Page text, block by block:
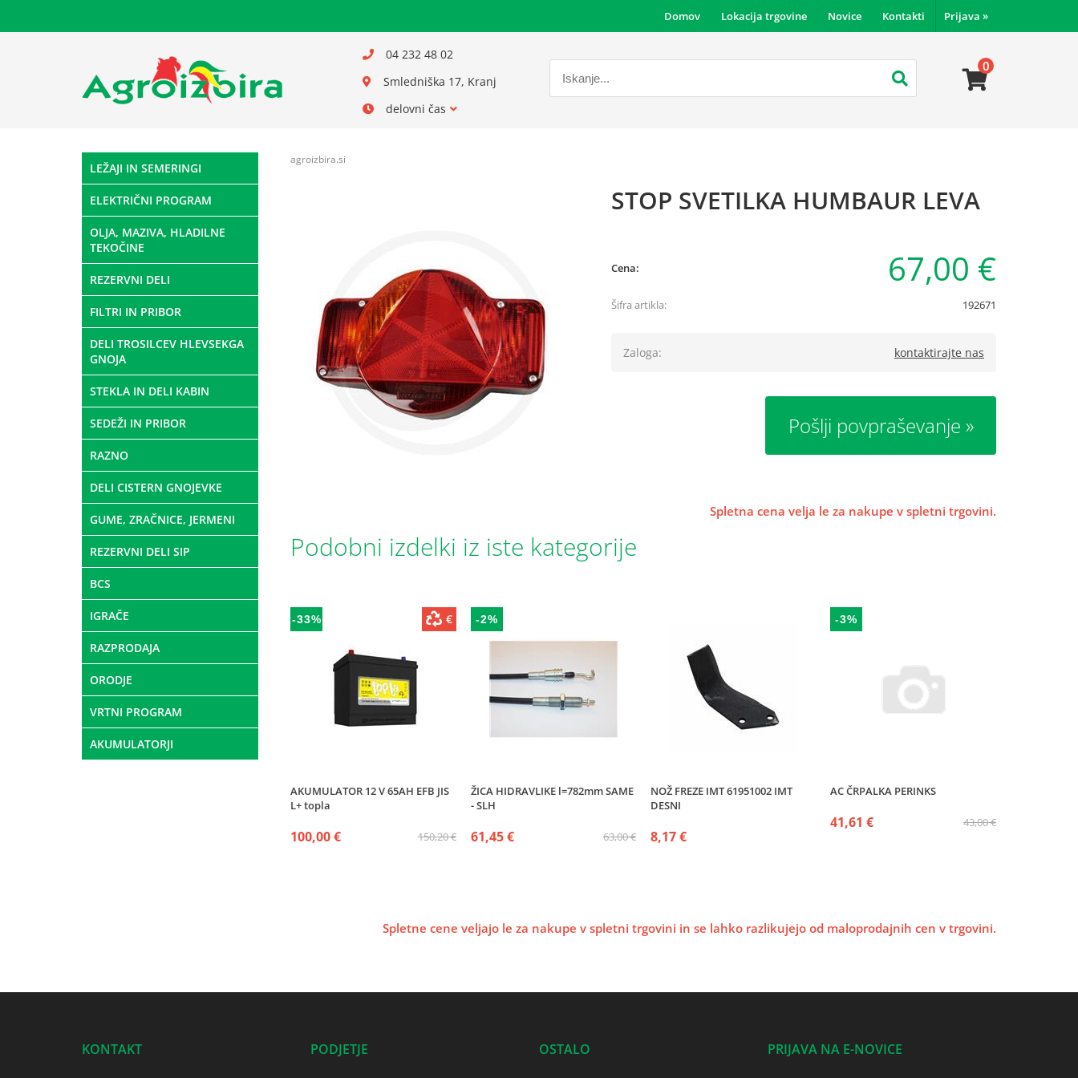
Prijava »
Domov Lokacija trgovine Novice Kontakti
04 232 48 02
Smledniška 17, Kranj
delovni čas
0
LEŽAJI IN SEMERINGI
ELEKTRIČNI PROGRAM
OLJA, MAZIVA, HLADILNE
TEKOČINE
REZERVNI DELI
FILTRI IN PRIBOR
DELI TROSILCEV HLEVSEKGA
GNOJA
STEKLA IN DELI KABIN
SEDEŽI IN PRIBOR
RAZNO
DELI CISTERN GNOJEVKE
GUME, ZRAČNICE, JERMENI
REZERVNI DELI SIP
BCS
IGRAČE
RAZPRODAJA
ORODJE
VRTNI PROGRAM
AKUMULATORJI
agroizbira.si
STOP SVETILKA HUMBAUR LEVA
Cena: 67,00 €
Šifra artikla: 192671
Zaloga: kontaktirajte nas
Pošlji povpraševanje
Spletna cena velja le za nakupe v spletni trgovini.
Podobni izdelki iz iste kategorije
-33% €
AKUMULATOR 12 V 65AH EFB JIS
L+ topla
150,20 €
100,00 €
-2%
ŽICA HIDRAVLIKE l=782mm SAME
- SLH
63,00 €
61,45 €
NOŽ FREZE IMT 61951002 IMT
DESNI
8,17 €
-3%
AC ČRPALKA PERINKS
43,00 €
41,61 €
Spletne cene veljajo le za nakupe v spletni trgovini in se lahko razlikujejo od maloprodajnih cen v trgovini.
KONTAKT PODJETJE OSTALO PRIJAVA NA E-NOVICE